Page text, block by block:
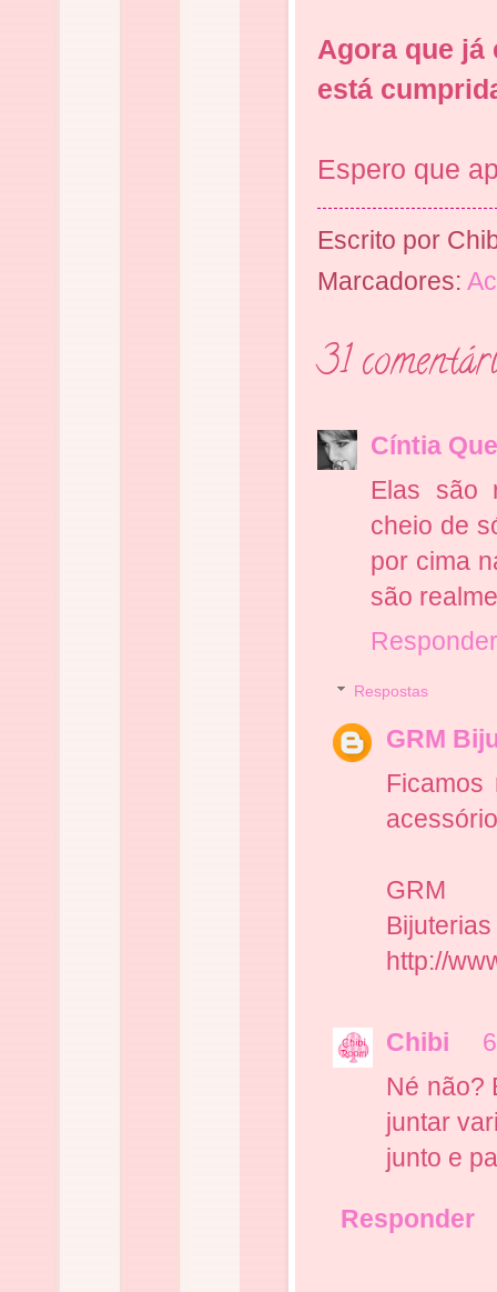
Agora que já
está
Espero que
Escrito por
Marcadores:
31
Cíntia
Elas são
cheio de
por cima
são
Responder
Respostas
GRM
GRM
Bijuterias
http://
Chibi
Né não?
juntar
junto e
Responder